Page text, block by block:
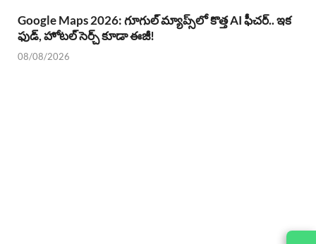
Google Maps 2026: గూగుల్ మ్యాప్స్‌లో కొత్త AI ఫీచర్.. ఇక
ఫుడ్, హోటల్ సెర్చ్ కూడా ఈజీ!
08/08/2026